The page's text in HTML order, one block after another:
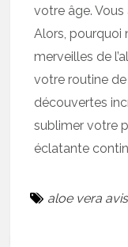
votre âge.
Alors, pourquoi
merveilles de
votre routine
découvertes
sublimer votre
éclatante
aloe vera avis